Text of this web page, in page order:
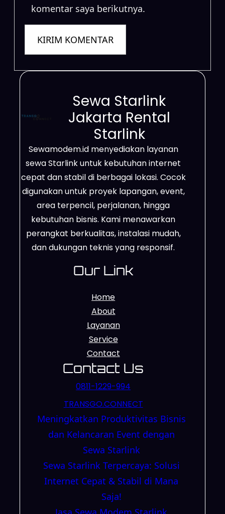
komentar saya berikutnya.
Sewa Starlink
Jakarta Rental
Starlink
Sewamodem.id menyediakan layanan
sewa Starlink untuk kebutuhan internet
cepat dan stabil di berbagai lokasi. Cocok
digunakan untuk proyek lapangan, event,
area terpencil, perjalanan, hingga
kebutuhan bisnis. Kami menawarkan
perangkat berkualitas, instalasi mudah,
dan dukungan teknis yang responsif.
Our Link
Home
About
Layanan
Service
Contact
Contact Us
0811-1229-994
TRANSGO.CONNECT
Meningkatkan Produktivitas Bisnis
dan Kelancaran Event dengan
Sewa Starlink
Sewa Starlink Terpercaya: Solusi
Internet Cepat & Stabil di Mana
Saja!